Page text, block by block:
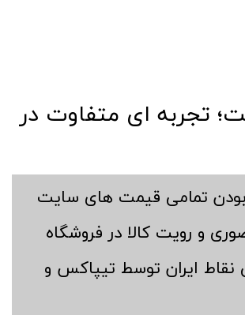
تمامی قیمت های سایت
و رویت کالا در فروشگاه
نقاط ایران توسط تیپاکس و
تجربه ای متفاوت در